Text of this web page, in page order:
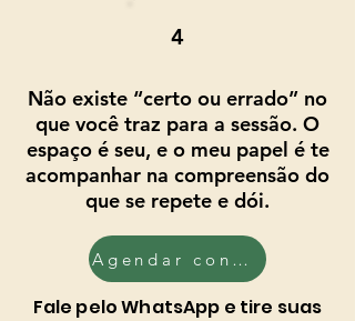
4
Não existe “certo ou errado” no
que você traz para a sessão. O
espaço é seu, e o meu papel é te
acompanhar na compreensão do
que se repete e dói.
Agendar conversa inicial
Fale pelo WhatsApp e tire suas